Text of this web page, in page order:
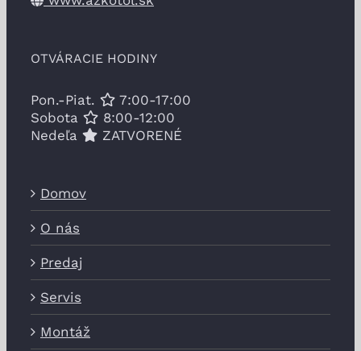
OTVÁRACIE HODINY
Pon.-Piat.
7:00-17:00
Sobota
8:00-12:00
Nedeľa
ZATVORENÉ
Domov
O nás
Predaj
Servis
Montáž